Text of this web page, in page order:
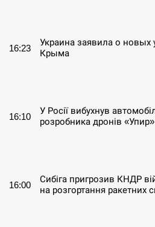
16:23
Украина заявила о новых
Крыма
16:10
У Росії вибухнув
розробника дронів
16:00
Сибіга пригрозив КНДР
на розгортання ракетних